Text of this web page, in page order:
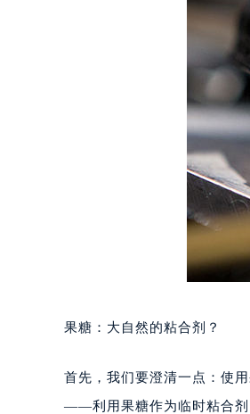
果糖：大自然的粘合剂？
首先，我们要澄清一点：使
——利用果糖作为临时粘合剂